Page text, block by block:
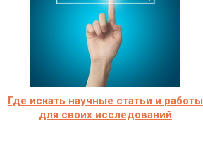
Где искать научные статьи и работы
для своих исследований